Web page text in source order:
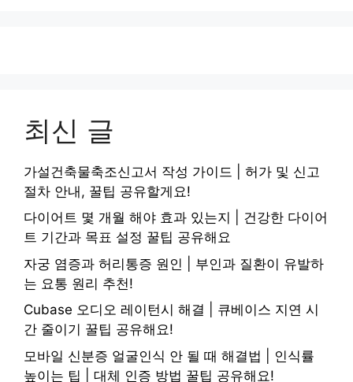
최신 글
가설건축물축조신고서 작성 가이드 | 허가 및 신고
절차 안내, 꿀팁 공유할게요!
다이어트 몇 개월 해야 효과 있는지 | 건강한 다이어
트 기간과 목표 설정 꿀팁 공유해요
자궁 염증과 허리통증 원인 | 부인과 질환이 유발하
는 요통 원리 추천!
Cubase 오디오 레이턴시 해결 | 큐베이스 지연 시
간 줄이기 꿀팁 공유해요!
모바일 신분증 얼굴인식 안 될 때 해결법 | 인식률
높이는 팁 | 대체 인증 방법 꿀팁 공유해요!